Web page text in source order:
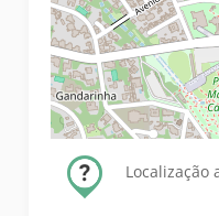
Localização